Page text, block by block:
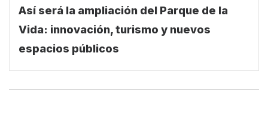
Así será la ampliación del Parque de la
Vida: innovación, turismo y nuevos
espacios públicos